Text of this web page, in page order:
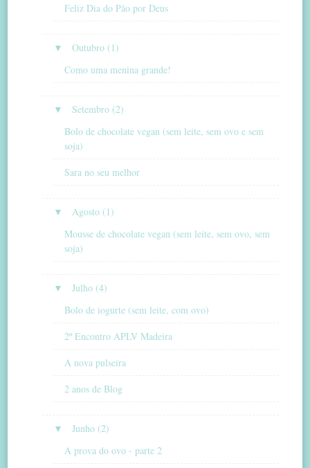
Feliz Dia do Pão por Deus
▼
Outubro (1)
Como uma menina grande!
▼
Setembro (2)
Bolo de chocolate vegan (sem leite, sem ovo e sem
soja)
Sara no seu melhor
▼
Agosto (1)
Mousse de chocolate vegan (sem leite, sem ovo, sem
soja)
▼
Julho (4)
Bolo de iogurte (sem leite, com ovo)
2º Encontro APLV Madeira
A nova pulseira
2 anos de Blog
▼
Junho (2)
A prova do ovo - parte 2